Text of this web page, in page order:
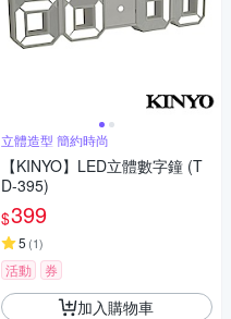
立體造型 簡約時尚
【KINYO】LED立體數字鐘 (T
D-395)
$399
5 (1)
活動 券
加入購物車